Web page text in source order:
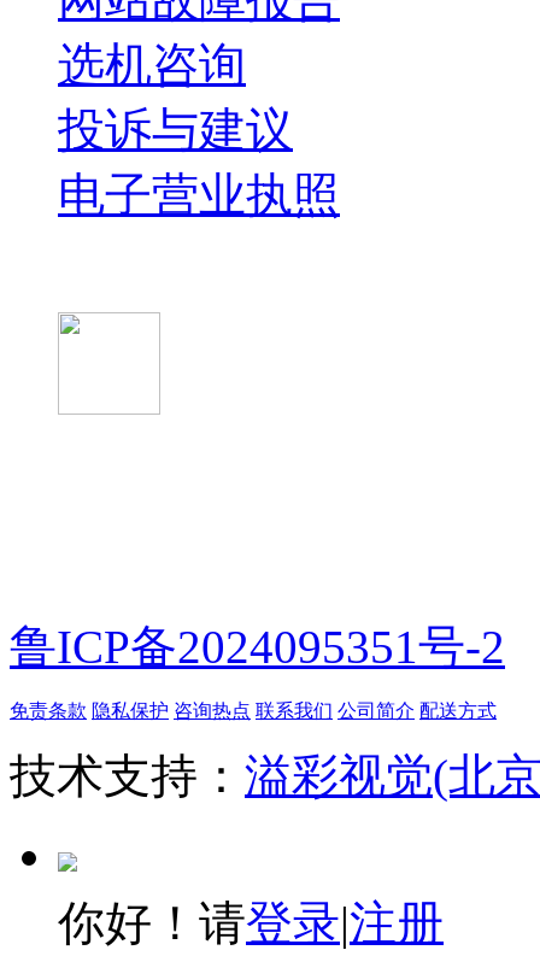
选机咨询
投诉与建议
电子营业执照
鲁ICP备2024095351号-2
免责条款 隐私保护 咨询热点 联系我们 公司简介 配送方式
技术支持： 溢彩视觉(北
你好！请登录|注册